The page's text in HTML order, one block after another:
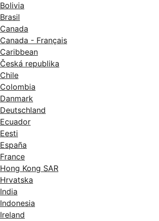
Bolivia
Brasil
Canada
Canada - Français
Caribbean
Česká republika
Chile
Colombia
Danmark
Deutschland
Ecuador
Eesti
España
France
Hong Kong SAR
Hrvatska
India
Indonesia
Ireland